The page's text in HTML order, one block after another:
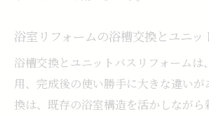
浴室リフォームの浴槽交換とユニッ
浴槽交換とユニットバスリフォームは
用、完成後の使い勝手に大きな違いが
換は、既存の浴室構造を活かしながら